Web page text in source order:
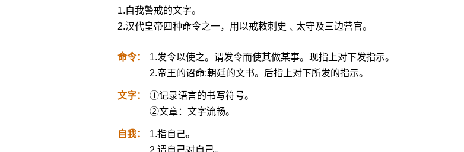
1.自我警戒的文字。
2.汉代皇帝四种命令之一，用以戒敕刺史﹑太守及三边营官。
命令：
1.发令以使之。谓发令而使其做某事。现指上对下发指示。
2.帝王的诏命;朝廷的文书。后指上对下所发的指示。
文字：
①记录语言的书写符号。
②文章：文字流畅。
自我：
1.指自己。
2.谓自己对自己。